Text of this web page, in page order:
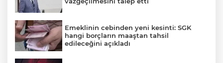
Emeklinin cebinden yeni kesinti: SGK
hangi borçların maaştan tahsil
edileceğini açıkladı